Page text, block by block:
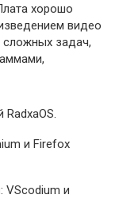
хорошо
видео
задач,
и Firefox
VScodium и